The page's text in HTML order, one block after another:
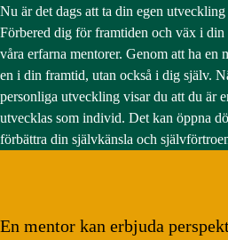
Nu är det dags att ta din egen
Förbered dig för framtiden och väx i
våra erfarna mentorer. Genom att ha en
en i din framtid, utan också i dig själv.
personliga utveckling visar du att du är
utvecklas som individ. Det kan öppna
förbättra din självkänsla och
En mentor kan erbjuda